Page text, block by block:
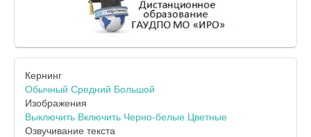
Кернинг
Обычный Средний Большой
Изображения
Выключить Включить Черно-белые Цветные
Озвучивание текста